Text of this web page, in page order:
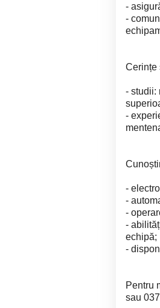
-
-
Cerințe
- studii:
-
-
-
-
-
echipă;
-
Pentru
sau